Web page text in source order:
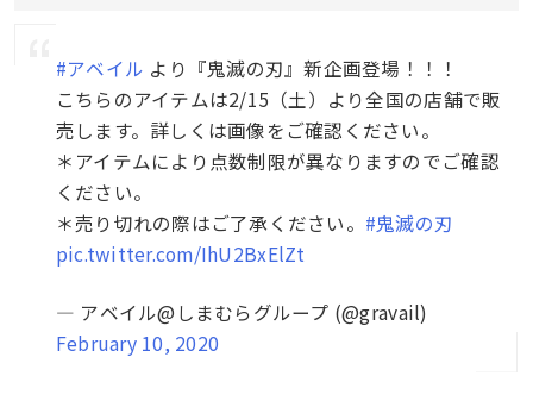
#アベイル より『鬼滅の刃』新企画登場！！！
こちらのアイテムは2/15（土）より全国の店舗で販
売します。詳しくは画像をご確認ください。
＊アイテムにより点数制限が異なりますのでご確認
ください。
＊売り切れの際はご了承ください。 #鬼滅の刃
pic.twitter.com/IhU2BxElZt
— アベイル@しまむらグループ (@gravail)
February 10, 2020